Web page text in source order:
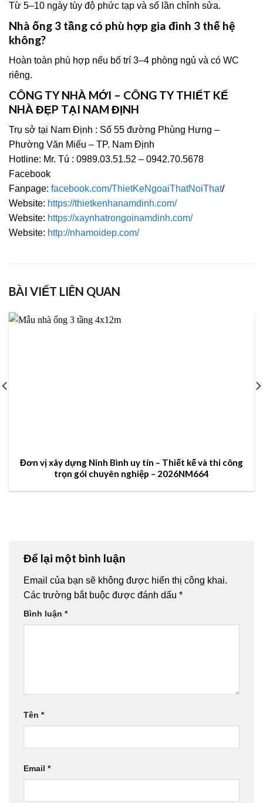
Từ 5–10 ngày tùy độ phức tạp và số lần chỉnh sửa.
Nhà ống 3 tầng có phù hợp gia đình 3 thế hệ
không?
Hoàn toàn phù hợp nếu bố trí 3–4 phòng ngủ và có WC
riêng.
CÔNG TY NHÀ MỚI – CÔNG TY THIẾT KẾ
NHÀ ĐẸP TẠI NAM ĐỊNH
Trụ sở tại Nam Định : Số 55 đường Phùng Hưng –
Phường Văn Miếu – TP. Nam Định
Hotline: Mr. Tú : 0989.03.51.52 – 0942.70.5678
Facebook
Fanpage: facebook.com/ThietKeNgoaiThatNoiThat/
Website: https://thietkenhanamdinh.com/
Website: https://xaynhatrongoinamdinh.com/
Website: http://nhamoidep.com/
BÀI VIẾT LIÊN QUAN
Đơn vị xây dựng Ninh Bình uy tín – Thiết kế và thi công
trọn gói chuyên nghiệp – 2026NM664
Để lại một bình luận
Email của bạn sẽ không được hiển thị công khai.
Các trường bắt buộc được đánh dấu *
Bình luận *
Tên *
Email *